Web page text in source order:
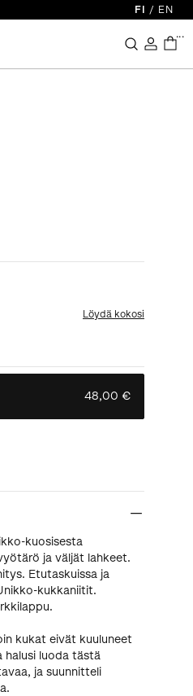
FI / EN
...
Löydä kokosi
48,00 €
kuosisesta
ja väljät lahkeet.
Etutaskuissa ja
kukkaniitit.
kukat eivät kuuluneet
halusi luoda tästä
ja suunnitteli